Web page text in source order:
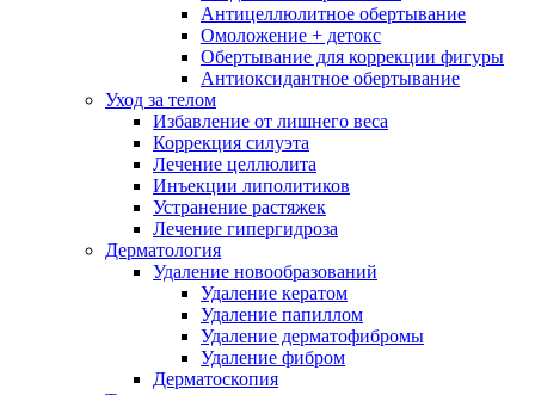
Антицеллюлитное обертывание
Омоложение + детокс
Обертывание для коррекции фигуры
Антиоксидантное обертывание
Уход за телом
Избавление от лишнего веса
Коррекция силуэта
Лечение целлюлита
Инъекции липолитиков
Устранение растяжек
Лечение гипергидроза
Дерматология
Удаление новообразований
Удаление кератом
Удаление папиллом
Удаление дерматофибромы
Удаление фибром
Дерматоскопия